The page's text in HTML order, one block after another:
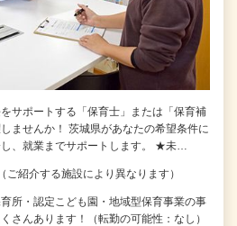
サポートする「保育士」または「保育補
ませんか！ 茨城県があなたの希望条件に
、就業までサポートします。 ★未…
ご紹介する施設により異なります）
所・認定こども園・地域型保育事業の事
んあります！（転勤の可能性：なし）